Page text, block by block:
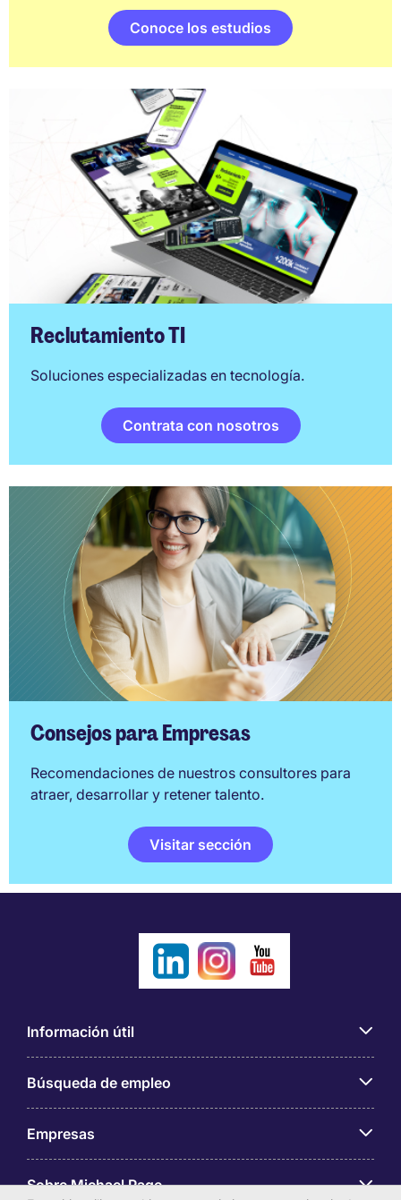
Conoce los estudios
Reclutamiento TI
Soluciones especializadas en tecnología.
Contrata con nosotros
Consejos para Empresas
Recomendaciones de nuestros consultores para
atraer, desarrollar y retener talento.
Visitar sección
Información útil
Búsqueda de empleo
Empresas
Sobre Michael Page